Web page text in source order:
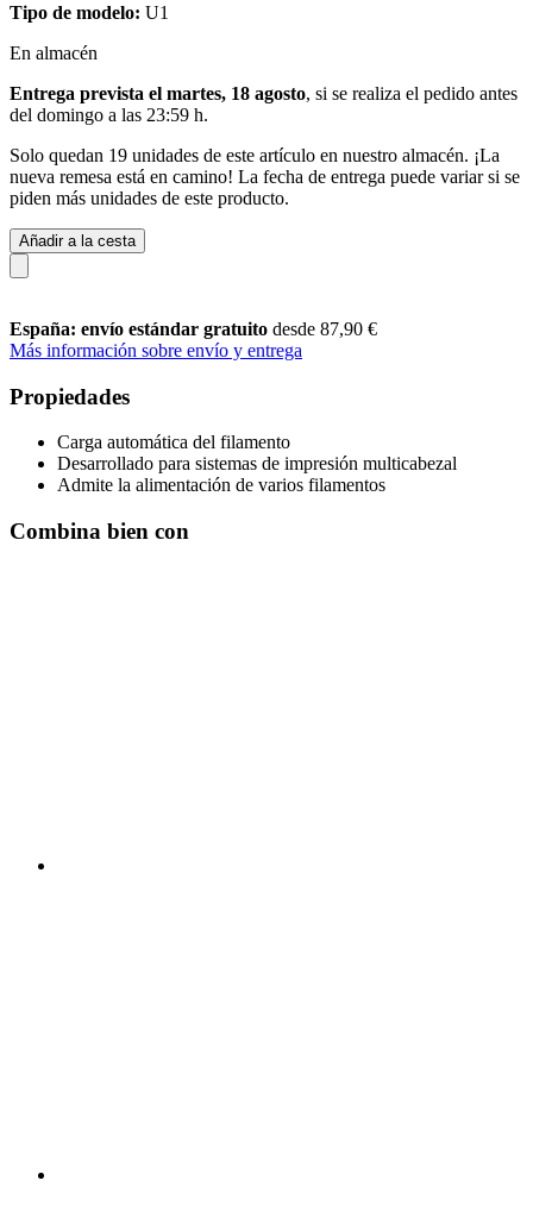
Tipo de modelo: U1
En almacén
Entrega prevista el martes, 18 agosto, si se realiza el pedido antes
del domingo a las 23:59 h.
Solo quedan 19 unidades de este artículo en nuestro almacén. ¡La
nueva remesa está en camino! La fecha de entrega puede variar si se
piden más unidades de este producto.
Añadir a la cesta
España: envío estándar gratuito desde 87,90 €
Más información sobre envío y entrega
Propiedades
Carga automática del filamento
Desarrollado para sistemas de impresión multicabezal
Admite la alimentación de varios filamentos
Combina bien con